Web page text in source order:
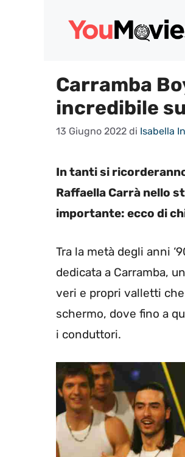
Carramba
incredibile
13 Giugno 2022 di Isabella
In tanti si
Raffaella Carrà nello
importante: ecco di
Tra la metà degli anni
dedicata a Carramba,
veri e propri valletti
schermo, dove fino a
i conduttori.